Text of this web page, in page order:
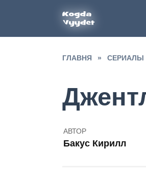
содержанию
ГЛАВНЯ » СЕРИАЛЫ
АВТОР
Бакус Кирилл